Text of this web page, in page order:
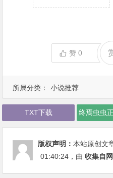
所属分类： 小说推荐
赞0
TXT下载
版权声明：本站原创文
01:40:24 ，由收集自